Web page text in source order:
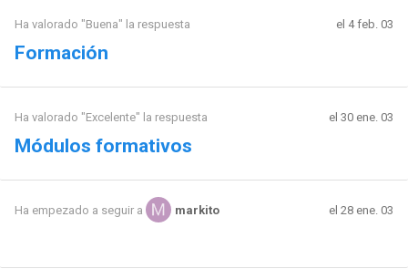
Ha valorado "Buena" la respuesta el 4 feb. 03
Formación
Ha valorado "Excelente" la respuesta el 30 ene. 03
Módulos formativos
Ha empezado a seguir a markito el 28 ene. 03